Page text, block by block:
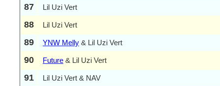
87 Lil Uzi Vert
88 Lil Uzi Vert
89 YNW Melly & Lil Uzi Vert
90 Future & Lil Uzi Vert
91 Lil Uzi Vert & NAV